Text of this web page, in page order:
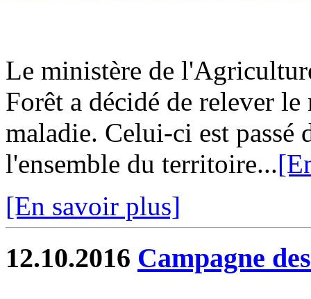
Le ministère de
Forêt a décidé de relever
maladie. Celui-ci est passé
l'ensemble du territoire...
[En savoir plus]
12.10.2016 Campagne